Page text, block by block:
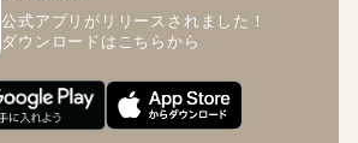
公式アプリがリリースされました！
ダウンロードはこちらから